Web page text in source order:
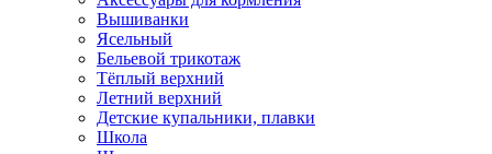
Вышиванки
Ясельный
Бельевой трикотаж
Тёплый верхний
Летний верхний
Детские купальники, плавки
Школа